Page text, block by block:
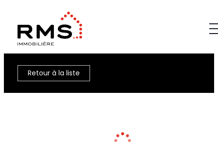
Retour à la liste